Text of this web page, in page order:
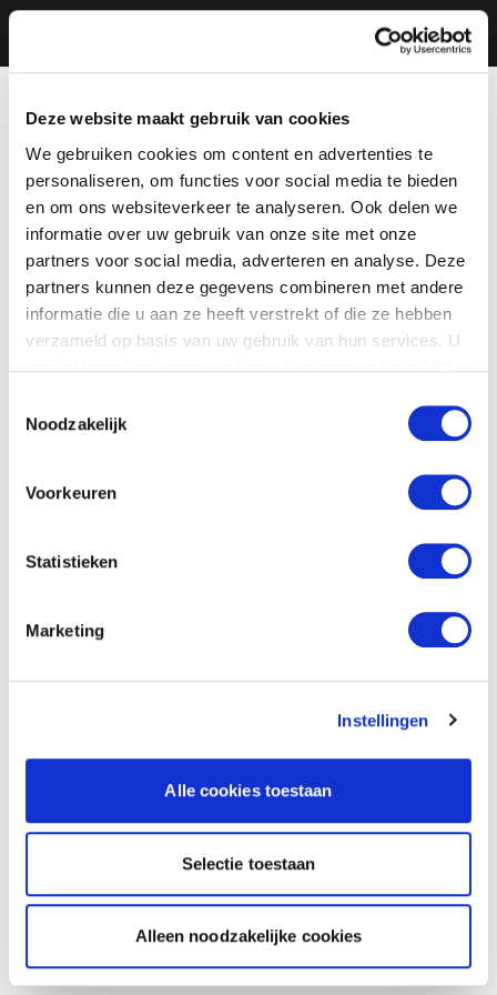
Deze website maakt gebruik van cookies
We gebruiken cookies om content en advertenties te
personaliseren, om functies voor social media te bieden
en om ons websiteverkeer te analyseren. Ook delen we
informatie over uw gebruik van onze site met onze
partners voor social media, adverteren en analyse. Deze
partners kunnen deze gegevens combineren met andere
informatie die u aan ze heeft verstrekt of die ze hebben
verzameld op basis van uw gebruik van hun services. U
Noodzakelijk
Voorkeuren
Statistieken
Marketing
Instellingen
Alle cookies toestaan
Selectie toestaan
Alleen noodzakelijke cookies